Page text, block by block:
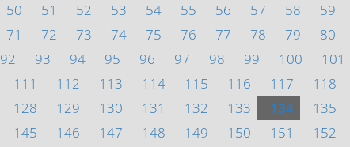
50 51 52 53 54 55 56 57 58 59
71 72 73 74 75 76 77 78 79 80
92 93 94 95 96 97 98 99 100 101
111 112 113 114 115 116 117 118
128 129 130 131 132 133 134 135
145 146 147 148 149 150 151 152